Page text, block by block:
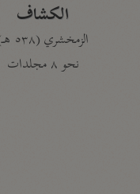
الكشاف
الزمخشري (٥٣٨ هـ)
نحو ٨ مجلدات